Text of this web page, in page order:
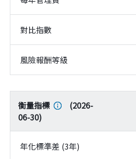
對比指數
風險報酬等級
衡量指標 (2026-
06-30)
年化標準差 (3年)